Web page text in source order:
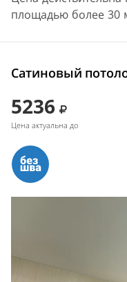
площадью более 30
Сатиновый
5236
Цена актуальна до